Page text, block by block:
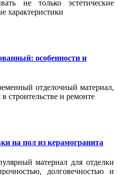
не только эстетические
характеристики
особенности и
отделочный материал,
строительстве и ремонте
на пол из керамогранита
материал для отделки
долговечностью и